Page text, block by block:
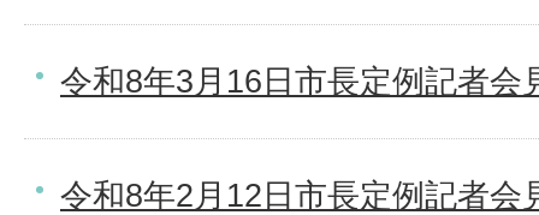
令和8年3月16日市長定例記者会
令和8年2月12日市長定例記者会